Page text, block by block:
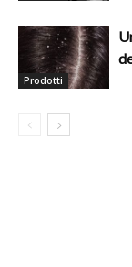
Prodotti